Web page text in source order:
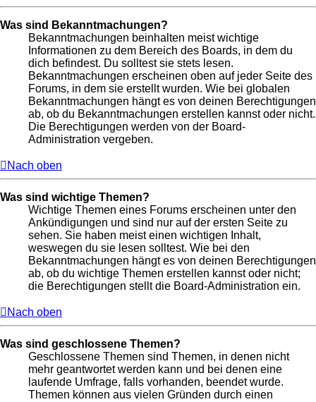
Was sind Bekanntmachungen?
Bekanntmachungen beinhalten meist wichtige
Informationen zu dem Bereich des Boards, in dem du
dich befindest. Du solltest sie stets lesen.
Bekanntmachungen erscheinen oben auf jeder Seite des
Forums, in dem sie erstellt wurden. Wie bei globalen
Bekanntmachungen hängt es von deinen Berechtigungen
ab, ob du Bekanntmachungen erstellen kannst oder nicht.
Die Berechtigungen werden von der Board-
Administration vergeben.
Nach oben
Was sind wichtige Themen?
Wichtige Themen eines Forums erscheinen unter den
Ankündigungen und sind nur auf der ersten Seite zu
sehen. Sie haben meist einen wichtigen Inhalt,
weswegen du sie lesen solltest. Wie bei den
Bekanntmachungen hängt es von deinen Berechtigungen
ab, ob du wichtige Themen erstellen kannst oder nicht;
die Berechtigungen stellt die Board-Administration ein.
Nach oben
Was sind geschlossene Themen?
Geschlossene Themen sind Themen, in denen nicht
mehr geantwortet werden kann und bei denen eine
laufende Umfrage, falls vorhanden, beendet wurde.
Themen können aus vielen Gründen durch einen